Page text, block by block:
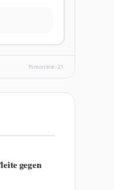
fhmonline-21
gegen